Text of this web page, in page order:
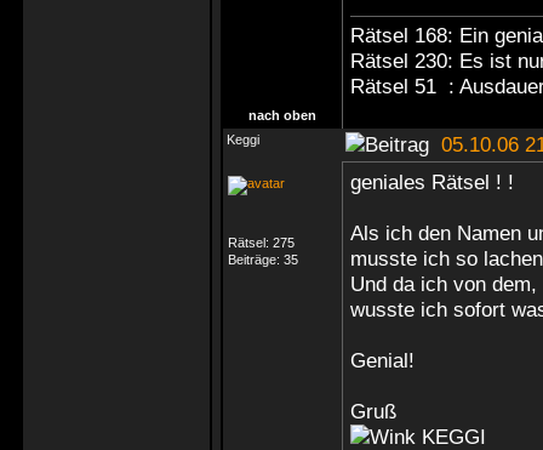
Rätsel 168: Ein
Rätsel 230: Es ist
Rätsel 51 :
nach oben
Keggi
05.10.06
Rätsel: 275
Beiträge: 35
geniales Rätsel ! !
Als ich den Namen
musste ich so
Und da ich von
wusste ich sofort
Genial!
Gruß
KEGGI